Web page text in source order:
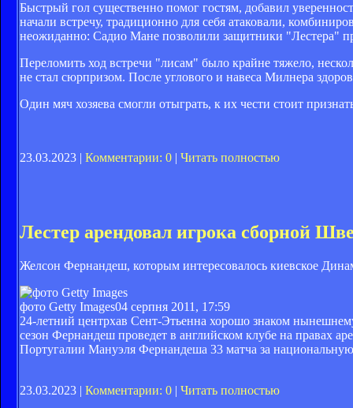
Быстрый гол существенно помог гостям, добавил
начали встречу, традиционно для себя атаковали,
неожиданно: Садио Мане позволили защитники "Лестера"
Переломить ход встречи "лисам" было крайне тяжело,
не стал сюрпризом. После углового и навеса Милнера
Один мяч хозяева смогли отыграть, к их чести стоит
23.03.2023 | Комментарии: 0 | Читать полностью
Лестер арендовал игрока сборной
Желсон Фернандеш, которым интересовалось киевское
фото Getty Images04 серпня 2011, 17:59
24-летний центрхав Сент-Этьенна хорошо знаком
сезон Фернандеш проведет в английском клубе на правах
Португалии Мануэля Фернандеша 33 матча за
23.03.2023 | Комментарии: 0 | Читать полностью